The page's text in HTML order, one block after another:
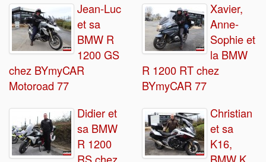
Jean-Luc
et sa
BMW R
1200 GS
chez BYmyCAR
Motoroad 77
Xavier,
Anne-
Sophie et
la BMW
R 1200 RT chez
BYmyCAR 77
Didier et
sa BMW
R 1200
Christian
et sa
K16,